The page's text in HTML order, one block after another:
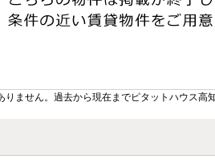
ません。過去から現在までピタットハウス高